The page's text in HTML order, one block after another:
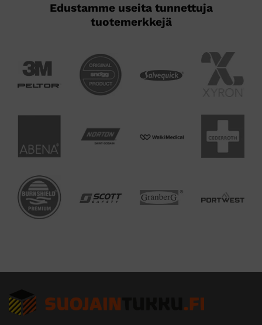
Edustamme useita tunnettuja
tuotemerkkejä